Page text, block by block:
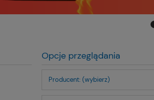
Opcje przeglądania
Producent: (wybierz)